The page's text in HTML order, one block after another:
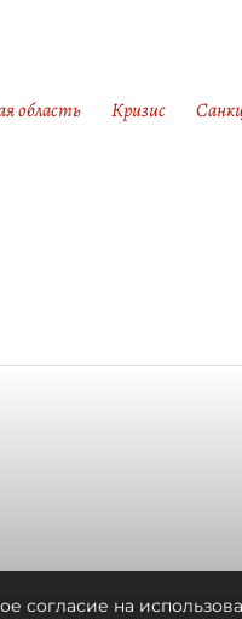
область Кризис
согласие на